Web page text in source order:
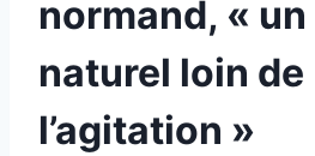
normand, «
naturel loin de
l’agitation »